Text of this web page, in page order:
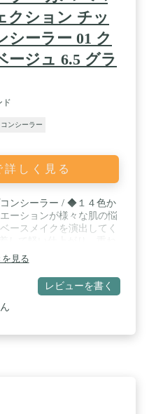
クション チッ
シーラー 01 ク
ージュ 6.5 グラ
ド
ンシーラー
しく見る
ンシーラー / ◆１４色か
ーションが様々な肌の悩
ースメイクを演出してく
、カバー力が増す高密度
ォーカスパウダーが肌の
スティングポリマー効果
麗な肌が続きます。 / ◆
リームの後、ベースメイ
見る
レビューを書く